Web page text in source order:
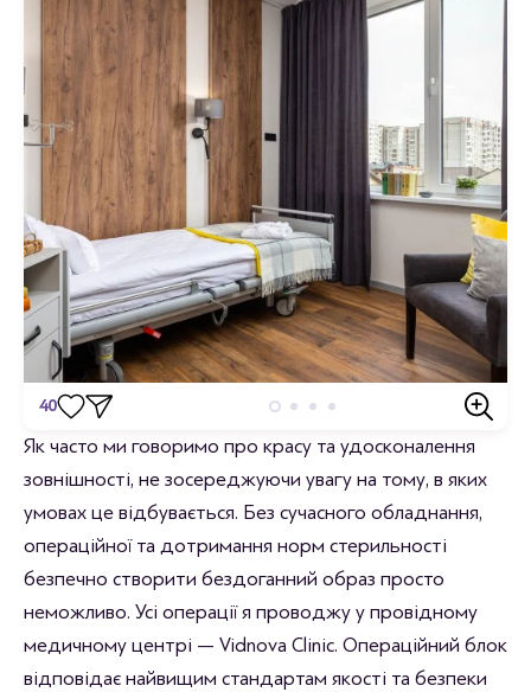
40
Відгуки
Станьте першим хто залишить відгук.
Як часто ми говоримо про красу та удосконалення
зовнішності, не зосереджуючи увагу на тому, в яких
умовах це відбувається. Без сучасного обладнання,
операційної та дотримання норм стерильності
безпечно створити бездоганний образ просто
неможливо. Усі операції я проводжу у провідному
медичному центрі — Vidnova Clinic. Операційний блок
відповідає найвищим стандартам якості та безпеки